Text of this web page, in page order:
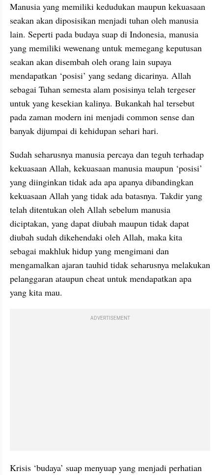
Manusia yang memiliki kedudukan maupun kekuasaan
seakan akan diposisikan menjadi tuhan oleh manusia
lain. Seperti pada budaya suap di Indonesia, manusia
yang memiliki wewenang untuk memegang keputusan
seakan akan disembah oleh orang lain supaya
mendapatkan ‘posisi’ yang sedang dicarinya. Allah
sebagai Tuhan semesta alam posisinya telah tergeser
untuk yang kesekian kalinya. Bukankah hal tersebut
pada zaman modern ini menjadi common sense dan
banyak dijumpai di kehidupan sehari hari.
Sudah seharusnya manusia percaya dan teguh terhadap
kekuasaan Allah, kekuasaan manusia maupun ‘posisi’
yang diinginkan tidak ada apa apanya dibandingkan
kekuasaan Allah yang tidak ada batasnya. Takdir yang
telah ditentukan oleh Allah sebelum manusia
diciptakan, yang dapat diubah maupun tidak dapat
diubah sudah dikehendaki oleh Allah, maka kita
sebagai makhluk hidup yang mengimani dan
mengamalkan ajaran tauhid tidak seharusnya melakukan
pelanggaran ataupun cheat untuk mendapatkan apa
yang kita mau.
ADVERTISEMENT
Krisis ‘budaya’ suap menyuap yang menjadi perhatian